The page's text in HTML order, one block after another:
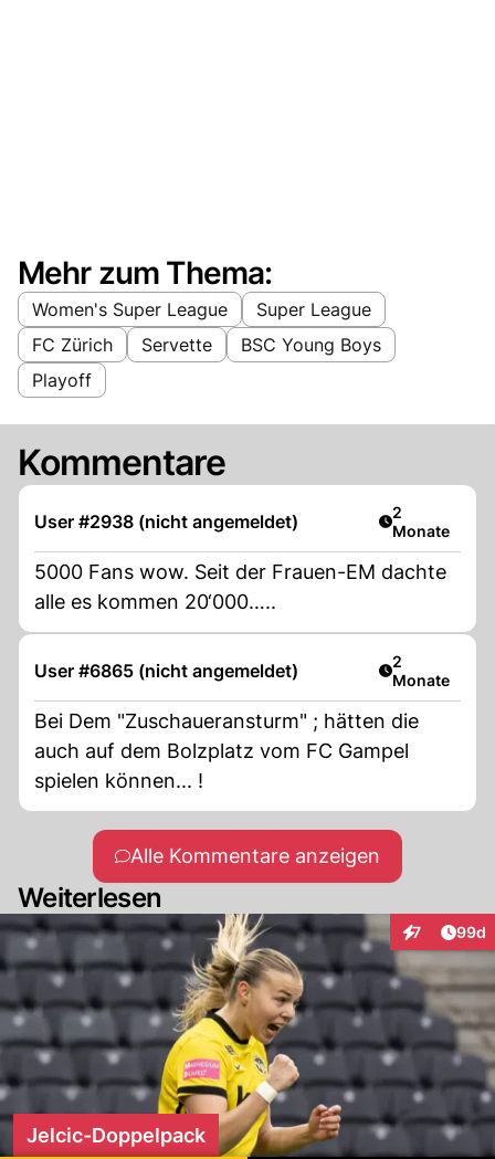
Mehr zum Thema:
Women's Super League
Super League
FC Zürich
Servette
BSC Young Boys
Playoff
Kommentare
User #2938 (nicht angemeldet) Artikel
2
Monate
5000 Fans wow. Seit der Frauen-EM dachte
alle es kommen 20‘000…..
User #6865 (nicht angemeldet) Artikel
2
Monate
Bei Dem "Zuschaueransturm" ; hätten die
auch auf dem Bolzplatz vom FC Gampel
spielen können... !
Alle Kommentare anzeigen
Weiterlesen
7
Interaktionen
99d
Jelcic-Doppelpack